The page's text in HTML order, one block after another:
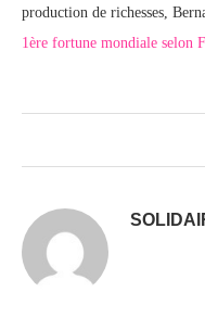
production de richesses,
1ère fortune mondiale selon